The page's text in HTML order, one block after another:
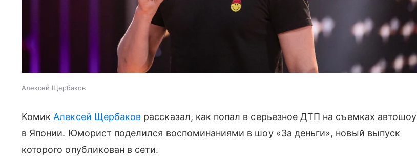
Алексей Щербаков
КомикАлексей Щербаков рассказал, как попал в серьезное ДТП на съемках автошоу
в Японии. Юморист поделился воспоминаниями в шоу «За деньги», новый выпуск
которого опубликован в сети.